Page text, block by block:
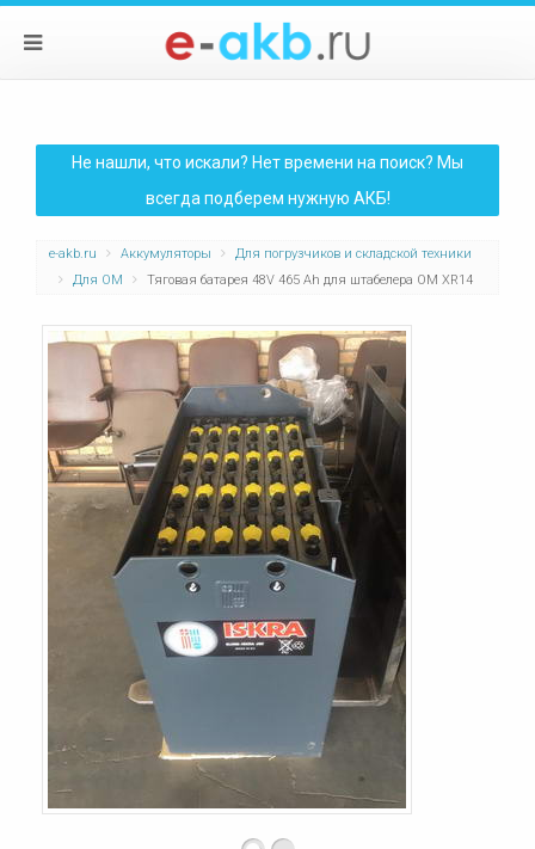
Не нашли, что искали? Нет времени на поиск? Мы
всегда подберем нужную АКБ!
e-akb.ru Аккумуляторы
Для погрузчиков и складской техники
Для OM
Тяговая батарея 48V 465 Ah для штабелера OM XR14